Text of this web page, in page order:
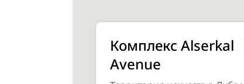
Комплекс Alserkal
Avenue